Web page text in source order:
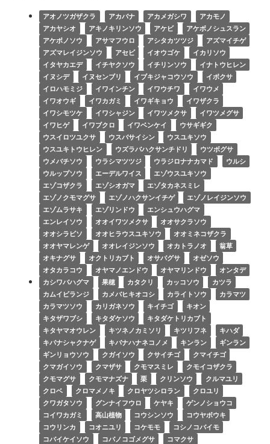
アオノツガザクラ アカバナ アカメガシワ
アカモノ
アカヤシオ
アキノキリンソウ アケビ
アケボノシュスラン
アケボノソウ
アサマフウロ アシタカツツジ
アズマイチゲ
アズマレイジンソウ
アセビ イオウゴケ
イカリソウ
イタヤカエデ
イチヤクソウ イチリンソウ
イナトウヒレン
イヌシデ
イヌセンブリ イブキジャコウソウ
イボクサ
イロハモミジ
イワインチン イワウチワ
イワウメ
イワオウギ
イワカガミ イワギキョウ
イワザクラ
イワシモツケ
イワシャジン イワツメクサ
イワツメグサ
イワヒゲ
イワブクロ イワベンケイ
ウサギギク
ウスイロツユクサ
ウスバサイシン
ウスユキソウ
ウスユキトウヒレン
ウズラバハクサンチドリ
ウツボグサ
ウメバチソウ
ウラシマツツジ ウラジロナナカマド
ウルシ
ウルップソウ
エーデルワイス
エゾウスユキソウ
エゾコザクラ
エゾシオガマ
エゾタカネスミレ
エゾノクモマグサ
エゾノハクサンイチゲ
エゾノレイジンソウ
エゾムラサキ
エゾリンドウ
エンシュウハグマ
エンレイソウ
オオイワツメクサ
オオサクラソウ
オオシラビソ
オオヒラウスユキソウ
オオミネコザクラ
オオヤマレンゲ
オオレイジンソウ オカトラノオ
翁草
オキナグサ
オクトリカブト オサバグサ
オゼソウ
オタカラコウ
オヤマノエンドウ オヤマリンドウ
オンタデ
カシワバハグマ
果穂 カタクリ カッコソウ
カツラ
カムイビランジ
カメバヒキオコシ カライトソウ
カラマツ
カラマツソウ
カリガネソウ キイチゴ
キオン
キタザワブシ
キタダケソウ
キタダケトリカブト
キタヤマオウレン
キツネノカミソリ キツリフネ
キハダ
キバナシャクナゲ
キバナハナネコノメ キンラン
ギンラン
ギンリョウソウ
クガイソウ クサイチゴ
クマイチゴ
クマガイソウ
クマザサ クモマスミレ
クモイコザクラ
クモマグサ
クモマナズナ 栗 クリンソウ
クルマユリ
クロベ
クロマメノキ クロヤツシロラン
クロユリ
クワガタソウ
グンナイフウロ ケヤキ
ゲンノショウコ
コイワカガミ
高山植物 コウシンソウ
コウヤボウキ
コウリンカ
コオニユリ コケモモ
コシノコバイモ
コバイケイソウ
コバノコゴメグサ
コマクサ